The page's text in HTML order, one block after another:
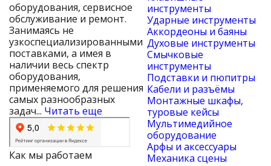
оборудования, сервисное
обслуживание и ремонт.
Занимаясь не
узкоспециализированными
поставками, а имея в
наличии весь спектр
оборудования,
применяемого для решения
самых разнообразных
задач... Читать еще
Как мы работаем
инструменты
Ударные инструменты
Аккордеоны и баяны
Духовые инструменты
Смычковые
инструменты
Подставки и пюпитры
Кабели и разъёмы
Монтажные шкафы,
туровые кейсы
Мультимедийное
оборудование
Арфы и аксессуары
Механика сцены